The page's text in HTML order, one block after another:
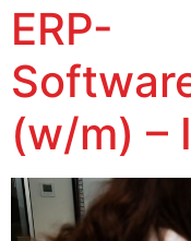
ERP-
(w/m) –